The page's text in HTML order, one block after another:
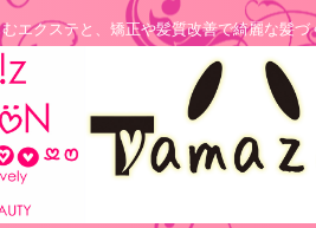
エクステと、矯正や髪質改善で綺麗な髪づ